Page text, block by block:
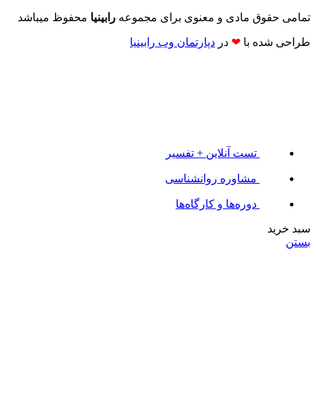
تمامی حقوق مادی و معنوی برای مجموعه رابینیا محفوظ میباشد
طراحی شده با ❤ در دپارتمان وب رابینیا​​
تست آنلاین + تفسیر
مشاوره روانشناسی
دوره‌ها و کارگاه‌ها
سبد خرید
بستن